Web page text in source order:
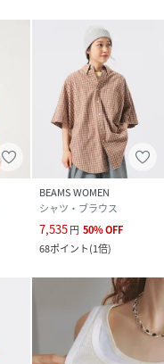
BEAMS WOMEN
シャツ・ブラウス
7,535円 50%OFF
68ポイント(1倍)